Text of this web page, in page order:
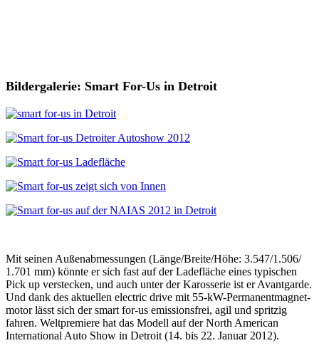
Bildergalerie: Smart For-Us in Detroit
Mit seinen Außenabmessungen (Länge/Breite/Höhe: 3.547/1.506/
1.701 mm) könnte er sich fast auf der Ladefläche eines typischen
Pick up verstecken, und auch unter der Karosserie ist er Avantgarde.
Und dank des aktuellen electric drive mit 55-kW-Permanentmagnet-
motor lässt sich der smart for-us emissionsfrei, agil und spritzig
fahren. Weltpremiere hat das Modell auf der North American
International Auto Show in Detroit (14. bis 22. Januar 2012).